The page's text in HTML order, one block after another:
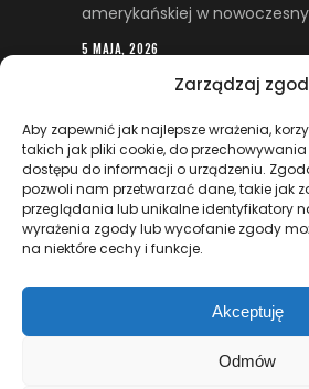
Zarządzaj
Aby zapewnić jak najlepsze wrażenia,
takich jak pliki cookie, do
dostępu do informacji o urządzeniu.
pozwoli nam przetwarzać dane, takie jak
przeglądania lub unikalne identyfikatory
wyrażenia zgody lub wycofanie zgody
na niektóre cechy i funkcje.
Akceptuję
Odmów
amerykańskiej w
5 MAJA, 2026
Restrukturyzacja firmy –
sytuacja finansowa wymaga
prawnego
29 KWIETNIA, 2026
Kadry i płace jako
zarządzania personelem w
7 KWIETNIA, 2026